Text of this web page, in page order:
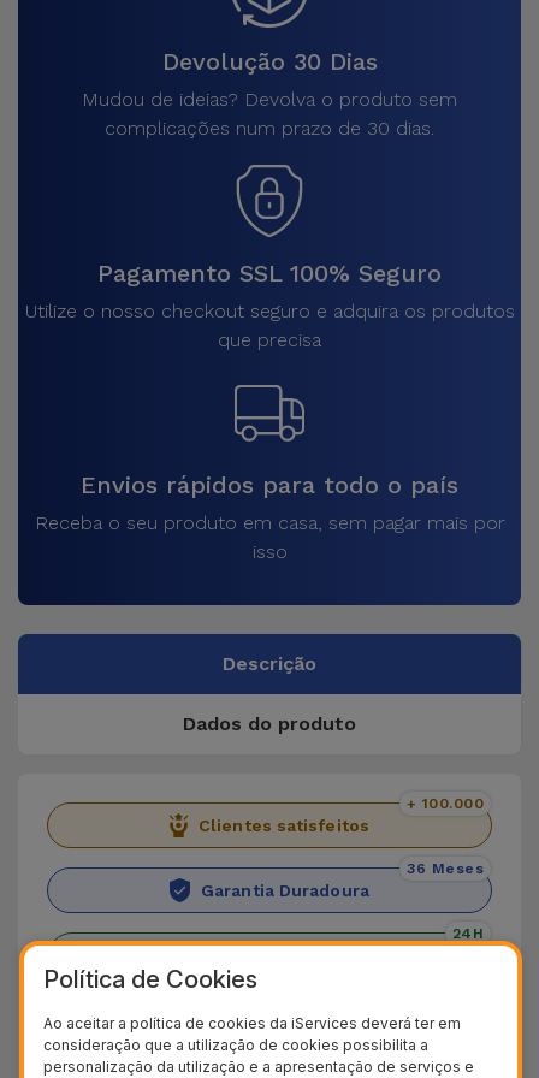
Devolução 30 Dias
Mudou de ideias? Devolva o produto sem
complicações num prazo de 30 dias.
Pagamento SSL 100% Seguro
Utilize o nosso checkout seguro e adquira os produtos
que precisa
Envios rápidos para todo o país
Receba o seu produto em casa, sem pagar mais por
isso
Descrição
Dados do produto
Clientes satisfeitos
+ 100.000
Garantia Duradoura
36 Meses
24H
Conheça o Adaptador Lightning da
iServices
Política de Cookies
Ao aceitar a política de cookies da iServices deverá ter em
consideração que a utilização de cookies possibilita a
personalização da utilização e a apresentação de serviços e